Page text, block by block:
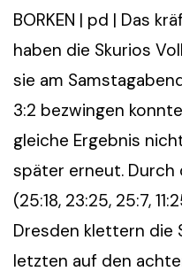
BORKEN | pd | Das
haben die Skurios
sie am
3:2 bezwingen
gleiche Ergebnis
später erneut.
(25:18, 23:25, 25:7,
Dresden klettern die
letzten auf den